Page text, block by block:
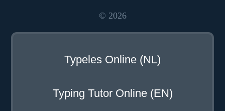
© 2026
Typeles Online (NL)
Typing Tutor Online (EN)